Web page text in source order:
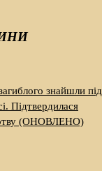
знайшли під
Підтвердилася
(ОНОВЛЕНО)